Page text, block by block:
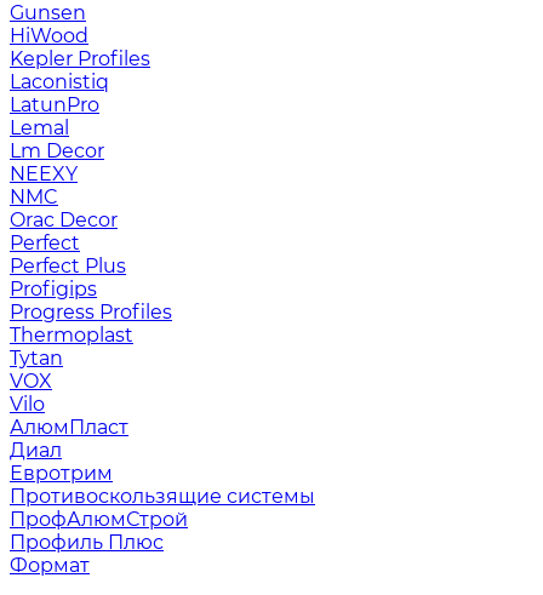
Gunsen
HiWood
Kepler Profiles
Laconistiq
LatunPro
Lemal
Lm Decor
NEEXY
NMC
Orac Decor
Perfect
Perfect Plus
Profigips
Progress Profiles
Thermoplast
Tytan
VOX
Vilo
АлюмПласт
Диал
Евротрим
Противоскользящие системы
ПрофАлюмСтрой
Профиль Плюс
Формат